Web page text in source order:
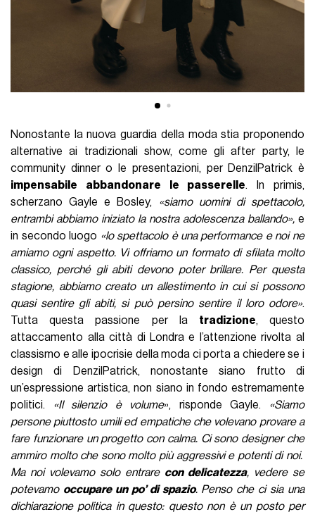
Nonostante la nuova guardia della moda stia proponendo
alternative ai tradizionali show, come gli after party, le
community dinner o le presentazioni, per DenzilPatrick è
impensabile abbandonare le passerelle. In primis,
scherzano Gayle e Bosley, «siamo uomini di spettacolo,
entrambi abbiamo iniziato la nostra adolescenza ballando»,e
in secondo luogo «lo spettacolo è una performance e noi ne
amiamo ogni aspetto. Vi offriamo un formato di sfilata molto
classico, perché gli abiti devono poter brillare. Per questa
stagione, abbiamo creato un allestimento in cui si possono
quasi sentire gli abiti, si può persino sentire il loro odore».
Tutta questa passione per la tradizione, questo
attaccamento alla città di Londra e l’attenzione rivolta al
classismo e alle ipocrisie della moda ci porta a chiedere se i
design di DenzilPatrick, nonostante siano frutto di
un’espressione artistica, non siano in fondo estremamente
politici. «Il silenzio è volume», risponde Gayle. «Siamo
persone piuttosto umili ed empatiche che volevano provare a
fare funzionare un progetto con calma. Ci sono designer che
ammiro molto che sono molto più aggressivi e potenti di noi.
Ma noi volevamo solo entrare con delicatezza, vedere se
potevamo occupare un po’ di spazio. Penso che ci sia una
dichiarazione politica in questo: questo non è un posto per